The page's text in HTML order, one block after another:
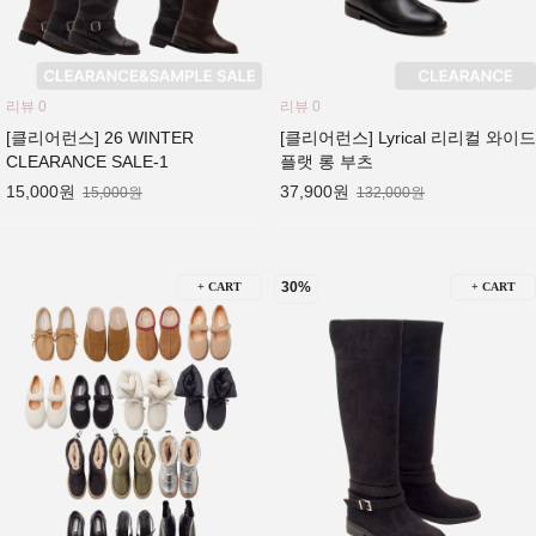
리뷰 0
[클리어런스] 26 WINTER
CLEARANCE SALE-1
15,000원 15,000원
리뷰 0
[클리어런스] Lyrical 리리컬 와이드
플랫 롱 부츠
37,900원 132,000원
+ CART 30% + CART